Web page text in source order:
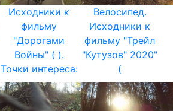
Исходники к
фильму
"Дорогами
Войны" ( ).
Точки интереса:
Велосипед.
Исходники к
фильму "Трейл
"Кутузов" 2020"
(